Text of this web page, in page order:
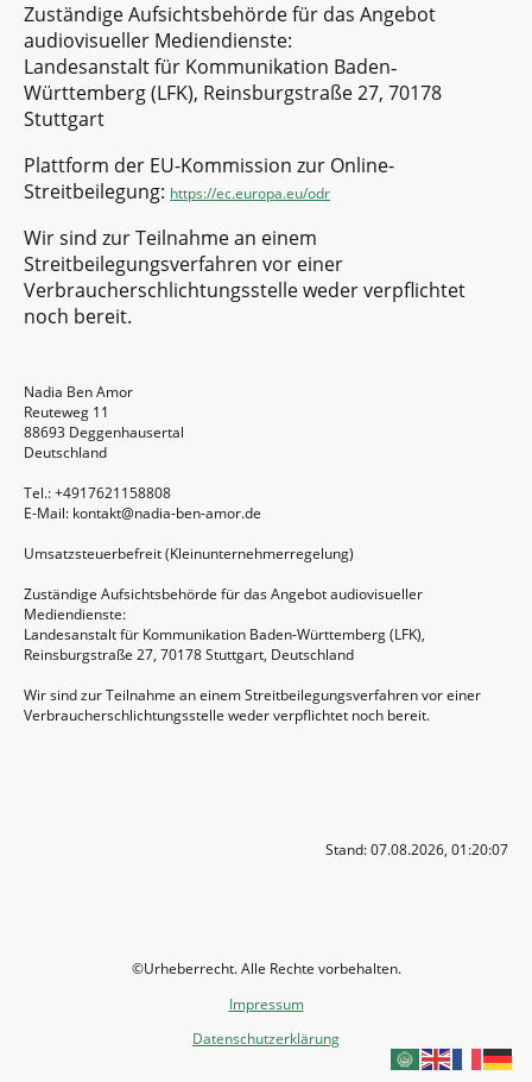
Zuständige Aufsichtsbehörde für das Angebot
audiovisueller Mediendienste:
Landesanstalt für Kommunikation Baden‐
Württemberg (LFK), Reinsburgstraße 27, 70178
Stuttgart
Plattform der EU-Kommission zur Online-
Streitbeilegung: https://ec.europa.eu/odr
Wir sind zur Teilnahme an einem
Streitbeilegungsverfahren vor einer
Verbraucherschlichtungsstelle weder verpflichtet
noch bereit.
Nadia Ben Amor
Reuteweg 11
88693 Deggenhausertal
Deutschland
Tel.: +4917621158808
E-Mail: kontakt@nadia-ben-amor.de
Umsatzsteuerbefreit (Kleinunternehmerregelung)
Zuständige Aufsichtsbehörde für das Angebot audiovisueller
Mediendienste:
Landesanstalt für Kommunikation Baden-Württemberg (LFK),
Reinsburgstraße 27, 70178 Stuttgart, Deutschland
Wir sind zur Teilnahme an einem Streitbeilegungsverfahren vor einer
Verbraucherschlichtungsstelle weder verpflichtet noch bereit.
Stand: 07.08.2026, 01:20:07
©Urheberrecht. Alle Rechte vorbehalten.
Impressum
Datenschutzerklärung